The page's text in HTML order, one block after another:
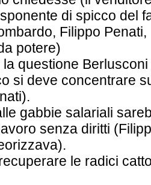
di spicco del
Filippo
potere)
questione
si deve concentrare
gabbie salariali
senza diritti
le radici